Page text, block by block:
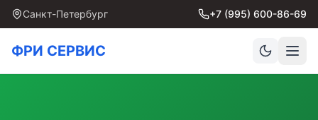
Санкт-Петербург +7 (995) 600-86-69
ФРИ СЕРВИС